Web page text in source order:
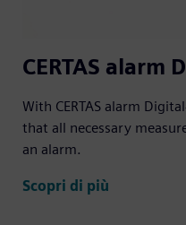
CERTAS alarm
With CERTAS alarm
that all necessary
an alarm.
Scopri di più